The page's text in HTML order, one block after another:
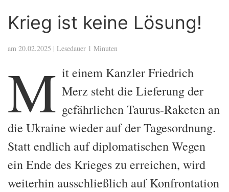
Krieg ist keine Lösung!
am 20.02.2025 | Lesedauer 1 Minuten
M it einem Kanzler Friedrich
Merz steht die Lieferung der
gefährlichen Taurus-Raketen an
die Ukraine wieder auf der Tagesordnung.
Statt endlich auf diplomatischen Wegen
ein Ende des Krieges zu erreichen, wird
weiterhin ausschließlich auf Konfrontation